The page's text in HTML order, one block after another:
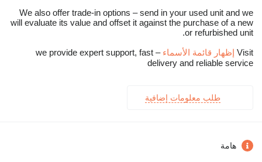
We also offer trade-in options – send in your used unit and we
will evaluate its value and offset it against the purchase of a new
or refurbished unit.
Visit إظهار قائمة الأسماء
– we provide expert support, fast
delivery and reliable service
طلب معلومات إضافية
هامة